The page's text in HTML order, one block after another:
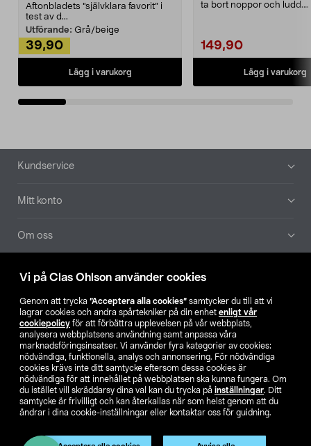
Vi på Clas Ohlson använder cookies
Genom att trycka ”Acceptera alla cookies” samtycker du till att vi
lagrar cookies och andra spårtekniker på din enhet enligt vår
cookiepolicy för att förbättra upplevelsen på vår webbplats,
analysera webbplatsens användning samt anpassa våra
marknadsföringsinsatser. Vi använder fyra kategorier av cookies:
nödvändiga, funktionella, analys och annonsering. För nödvändiga
cookies krävs inte ditt samtycke eftersom dessa cookies är
nödvändiga för att innehållet på webbplatsen ska kunna fungera. Om
du istället vill skräddarsy dina val kan du trycka på inställningar. Ditt
samtycke är frivilligt och kan återkallas när som helst genom att du
ändrar i dina cookie-inställningar eller kontaktar oss för guidning.
Aftonbladets "självklara favorit” i
test av d...
Utförande: Grå/beige
39,90
Lägg i varukorg
ta bort noppor och ludd.
149,90
Lägg i varukorg
Sidfot
Kundservice
Mitt konto
Om oss
Aktuellt
Våra bolag
Hitta butik
SE NO FI